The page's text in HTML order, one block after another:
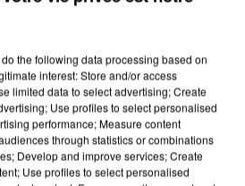
do the following data processing based on
interest: Store and/or access
limited data to select advertising; Create
Use profiles to select personalised
performance; Measure content
through statistics or combinations
Develop and improve services; Create
Use profiles to select personalised